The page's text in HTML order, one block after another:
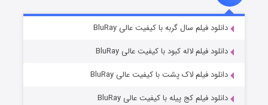
قسمت۷ (زیرنویس) منتشر شد دانلود فیلم سال گربه با کیفیت عالی BluRay
دانلود فیلم لاله کبود با کیفیت عالی BluRay
دانلود فیلم لاک پشت با کیفیت عالی BluRay
دانلود فیلم کج‌ پیله با کیفیت عالی BluRay